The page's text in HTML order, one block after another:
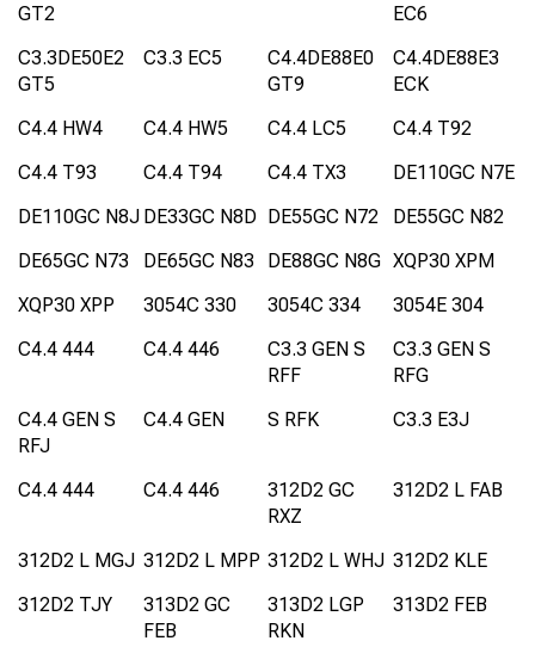
GT2
EC6
C3.3DE50E2
GT5
C3.3 EC5
C4.4DE88E0
GT9
C4.4DE88E3
ECK
C4.4 HW4
C4.4 HW5 C4.4 LC5
C4.4 T92
C4.4 T93
C4.4 T94 C4.4 TX3
DE110GC N7E
DE110GC N8J DE33GC N8D DE55GC N72
DE55GC N82
DE65GC N73
DE65GC N83 DE88GC N8G XQP30 XPM
XQP30 XPP
3054C 330 3054C 334
3054E 304
C4.4 444
C4.4 446
C3.3 GEN S
RFF
C3.3 GEN S
RFG
C4.4 GEN S
RFJ
C4.4 GEN S RFK C3.3 E3J
C4.4 444 C4.4 446
312D2 GC
RXZ
312D2 L FAB
312D2 L MGJ 312D2 L MPP 312D2 L WHJ 312D2 KLE
312D2 TJY
313D2 GC
FEB
313D2 LGP
RKN
313D2 FEB